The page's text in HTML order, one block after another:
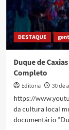
DESTAQUE
Duque de
Completo
Editoria 30 de
https://
da cultura local
documentário